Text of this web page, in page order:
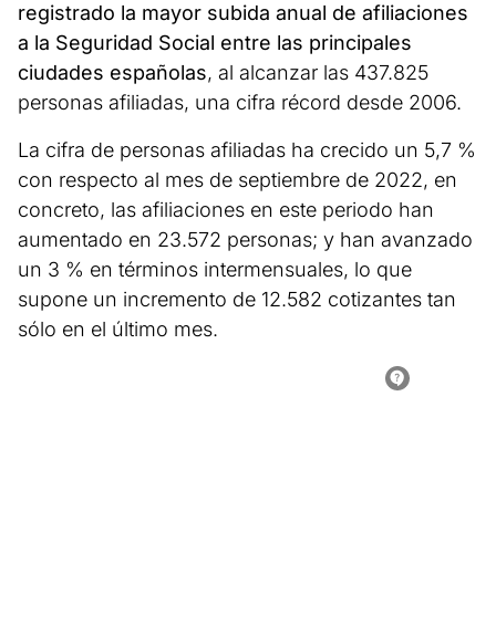
registrado la mayor subida anual de afiliaciones
a la Seguridad Social entre las principales
ciudades españolas, al alcanzar las 437.825
personas afiliadas, una cifra récord desde 2006.
La cifra de personas afiliadas ha crecido un 5,7 %
con respecto al mes de septiembre de 2022, en
concreto, las afiliaciones en este periodo han
aumentado en 23.572 personas; y han avanzado
un 3 % en términos intermensuales, lo que
supone un incremento de 12.582 cotizantes tan
sólo en el último mes.